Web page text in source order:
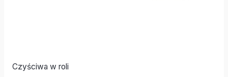
Czyściwa w roli